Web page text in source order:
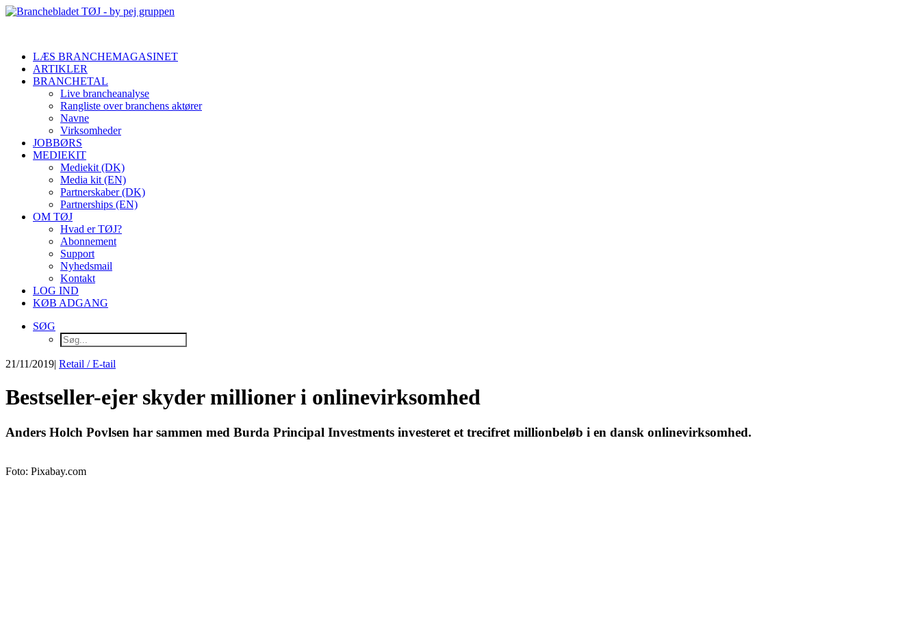
LÆS BRANCHEMAGASINET
ARTIKLER
BRANCHETAL
Live brancheanalyse
Rangliste over branchens aktører
Navne
Virksomheder
JOBBØRS
MEDIEKIT
Mediekit (DK)
Media kit (EN)
Partnerskaber (DK)
Partnerships (EN)
OM TØJ
Hvad er TØJ?
Abonnement
Support
Nyhedsmail
Kontakt
LOG IND
KØB ADGANG
SØG
21/11/2019| Retail / E-tail
Bestseller-ejer skyder millioner i onlinevirksomhed
Anders Holch Povlsen har sammen med Burda Principal Investments investeret et trecifret millionbeløb i en dansk onlinevirksomhed.
Foto: Pixabay.com